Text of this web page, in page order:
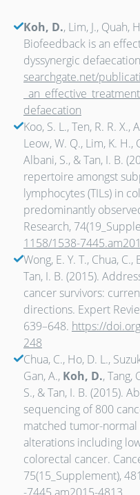
Koh, D., Lim, J., Quah,
Biofeedback is an
dyssynergic
searchgate.net/
defaecation
Koo, S. L., Ten, R. R. X.,
Leow, W. Q., Lim, K. H.,
Albani, S., & Tan, I. B.
repertoire amongst
lymphocytes (TILs) in
predominantly
Research,
1158/1538-
Wong, E. Y. T., Chua, C.,
Tan, I. B. (2015).
cancer survivors:
directions. Expert
639–648. https://
248
Chua, C., Ho, D. L.,
Gan, A., Koh, D., Tang,
S., & Tan, I. B. (2015).
sequencing of 800
matched tumor-
alterations including
colorectal cancer.
75(15_Supplement),